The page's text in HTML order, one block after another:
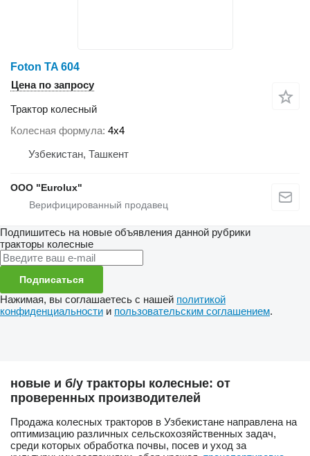
Foton TA 604
Цена по запросу
Трактор колесный
Колесная формула 4x4
Узбекистан, Ташкент
ООО "Eurolux"
Подпишитесь на новые объявления данной рубрики
тракторы колесные
Подписаться
Нажимая, вы соглашаетесь с нашей политикой
конфиденциальности и пользовательским соглашением.
новые и б/у тракторы колесные: от
проверенных производителей
Продажа колесных тракторов в Узбекистане направлена на
оптимизацию различных сельскохозяйственных задач,
среди которых обработка почвы, посев и уход за